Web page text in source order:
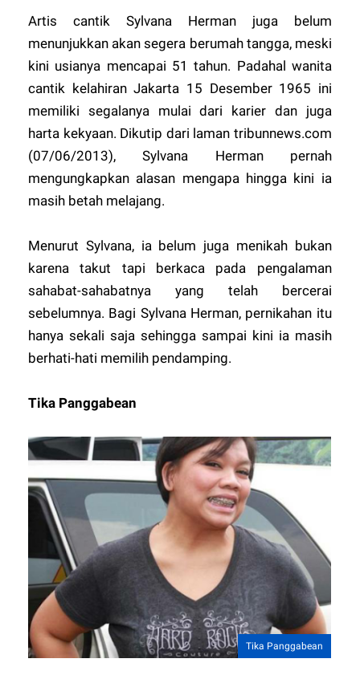
Artis cantik Sylvana Herman juga belum
menunjukkan akan segera berumah tangga, meski
kini usianya mencapai 51 tahun. Padahal wanita
cantik kelahiran Jakarta 15 Desember 1965 ini
memiliki segalanya mulai dari karier dan juga
harta kekyaan. Dikutip dari laman tribunnews.com
(07/06/2013), Sylvana Herman pernah
mengungkapkan alasan mengapa hingga kini ia
masih betah melajang.
Menurut Sylvana, ia belum juga menikah bukan
karena takut tapi berkaca pada pengalaman
sahabat-sahabatnya yang telah bercerai
sebelumnya. Bagi Sylvana Herman, pernikahan itu
hanya sekali saja sehingga sampai kini ia masih
berhati-hati memilih pendamping.
Tika Panggabean
Tika Panggabean